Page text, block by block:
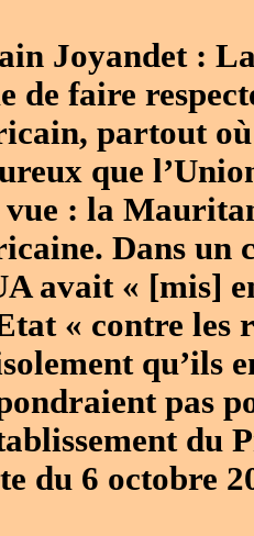
Joyandet :
de faire
partout où
que
vue : la
Dans un
avait « [mis]
« contre les
qu’ils
pas
du
du 6 octobre